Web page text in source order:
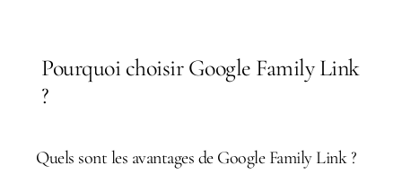
Pourquoi choisir Google Family Link
?
Quels sont les avantages de Google Family Link ?